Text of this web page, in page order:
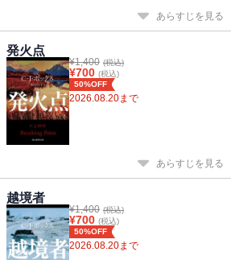
あらすじを見る
発火点
¥1,400 (税込)
¥700 (税込)
50%OFF
2026.08.20まで
あらすじを見る
越境者
¥1,400 (税込)
¥700 (税込)
50%OFF
2026.08.20まで